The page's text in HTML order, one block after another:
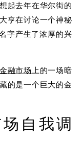
起去年在华尔街的
亨在讨论一个神秘
字产生了浓厚的兴
金融市场上的一场暗
的是一个巨大的金
自我调